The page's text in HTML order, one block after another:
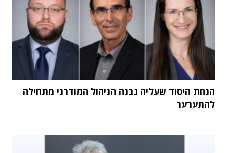
הנחת היסוד שעליה נבנה הניהול המודרני מתחילה
להתערער